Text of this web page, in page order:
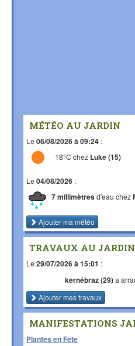
MÉTÉO AU JARDIN
Le 06/08/2026 à 09:24 :
18°C chez Luke (15)
Le 04/08/2026 :
7 millimètresd'eau chez
Ajouter ma météo
TRAVAUX AU JARDIN
Le 29/07/2026 à 15:01 :
kernébraz (29)a
Ajouter mes travaux
MANIFESTATIONS
Plantes en Fête